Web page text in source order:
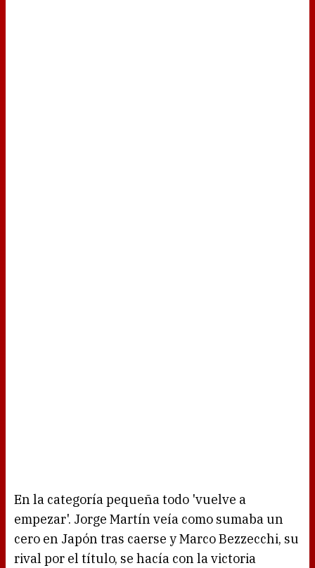
En la categoría pequeña todo 'vuelve a
empezar'. Jorge Martín veía como sumaba un
cero en Japón tras caerse y Marco Bezzecchi, su
rival por el título, se hacía con la victoria